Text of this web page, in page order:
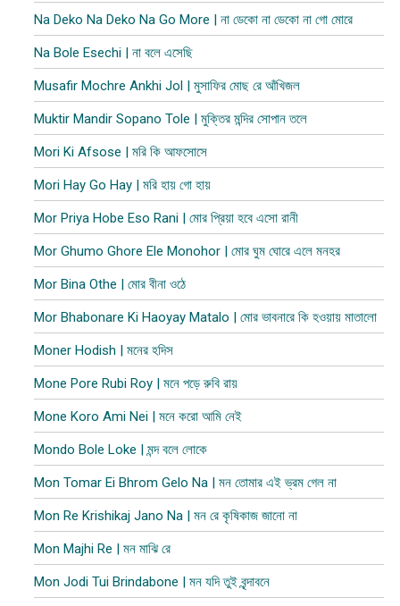
Na Deko Na Deko Na Go More | না ডেকো না ডেকো না গো মোরে
Na Bole Esechi | না বলে এসেছি
Musafir Mochre Ankhi Jol | মুসাফির মোছ রে আঁখিজল
Muktir Mandir Sopano Tole | মুক্তির মন্দির সোপান তলে
Mori Ki Afsose | মরি কি আফসোসে
Mori Hay Go Hay | মরি হায় গো হায়
Mor Priya Hobe Eso Rani | মোর প্রিয়া হবে এসো রানী
Mor Ghumo Ghore Ele Monohor | মোর ঘুম ঘোরে এলে মনহর
Mor Bina Othe | মোর বীনা ওঠে
Mor Bhabonare Ki Haoyay Matalo | মোর ভাবনারে কি হওয়ায় মাতালো
Moner Hodish | মনের হদিস
Mone Pore Rubi Roy | মনে পড়ে রুবি রায়
Mone Koro Ami Nei | মনে করো আমি নেই
Mondo Bole Loke | মন্দ বলে লোকে
Mon Tomar Ei Bhrom Gelo Na | মন তোমার এই ভ্রম গেল না
Mon Re Krishikaj Jano Na | মন রে কৃষিকাজ জানো না
Mon Majhi Re | মন মাঝি রে
Mon Jodi Tui Brindabone | মন যদি তুই বৃন্দাবনে